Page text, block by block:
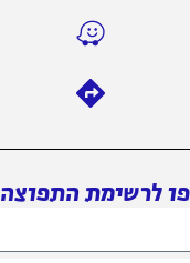
התפוצה שלנו!